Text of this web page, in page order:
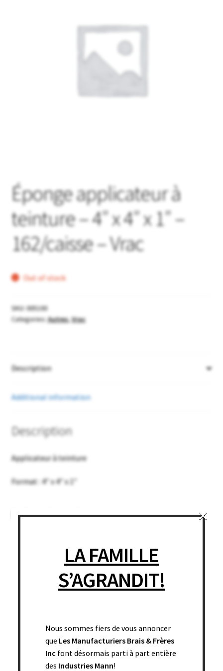
Éponge applicateur à
teinture – 4″ x 4″ x 1″ –
162/caisse – Vrac
Out of stock
SKU:005100
Categories:Autres,Vrac
Description
Additional information
Description
Applicateur à teinture
Format : 4″ x 4″ x 1″
Related products
LA FAMILLE
S’AGRANDIT!
Nous sommes fiers de vous annoncer
que Les Manufacturiers Brais & Frères
Inc font désormais parti à part entière
des Industries Mann!
×